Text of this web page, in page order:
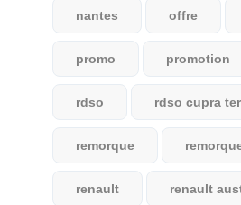
nantes offre
promo promotion
rdso rdso cupra
remorque
renault renault